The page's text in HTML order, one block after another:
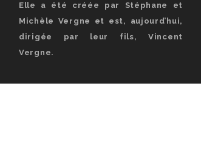
Elle a été créée par Stéphane et
Michèle Vergne et est, aujourd’hui,
dirigée par leur fils, Vincent
Vergne.